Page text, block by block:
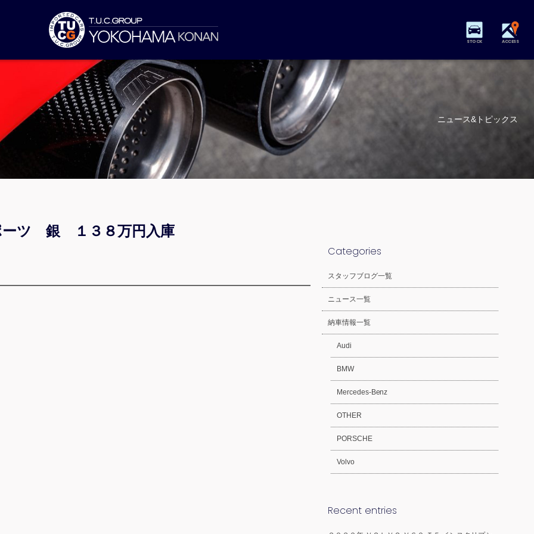
STOCK ACCESS
ニュース&トピックス
ーツ 銀 １３８万円入庫
Categories
スタッフブログ一覧
ニュース一覧
納車情報一覧
Audi
BMW
Mercedes-Benz
OTHER
PORSCHE
Volvo
Recent entries